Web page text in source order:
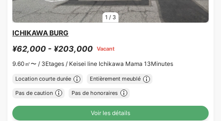
1 / 3
ICHIKAWA BURG
¥62,000 - ¥203,000 Vacant
9.60㎡〜 / 3Etages / Keisei line Ichikawa Mama 13Minutes
Location courte durée Entièrement meublé
Pas de caution Pas de honoraires
Voir les détails